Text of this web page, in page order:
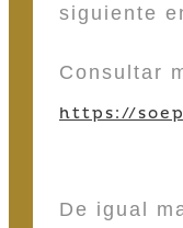
siguiente
Consultar
https://
De igual